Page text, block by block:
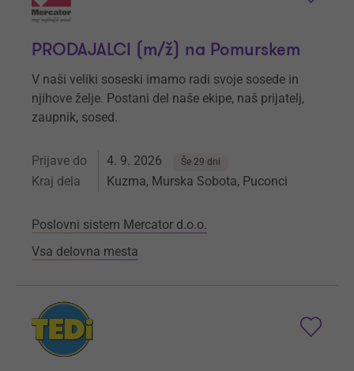
PRODAJALCI (m/ž) na Pomurskem
V naši veliki soseski imamo radi svoje sosede in
njihove želje. Postani del naše ekipe, naš prijatelj,
zaupnik, sosed.
Prijave do 4. 9. 2026 Še 29 dni
Kraj dela Kuzma, Murska Sobota, Puconci
Poslovni sistem Mercator d.o.o.
Vsa delovna mesta